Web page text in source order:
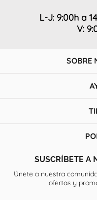
L-J: 9:00h a
V:
SOBRE
SUSCRÍBETE A
Únete a nuestra
ofertas y